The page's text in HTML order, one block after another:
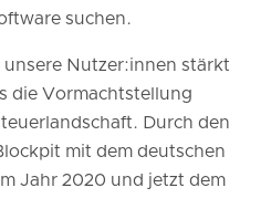
suchen.
Nutzer:innen stärkt
die Vormachtstellung
Durch den
mit dem deutschen
Jahr 2020 und jetzt dem